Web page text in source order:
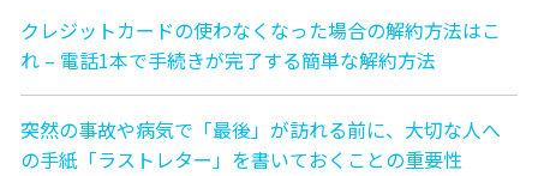
クレジットカードの使わなくなった場合の解約方法はこ
れ – 電話1本で手続きが完了する簡単な解約方法
突然の事故や病気で「最後」が訪れる前に、大切な人へ
の手紙「ラストレター」を書いておくことの重要性